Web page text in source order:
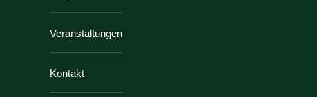
Veranstaltungen
Kontakt